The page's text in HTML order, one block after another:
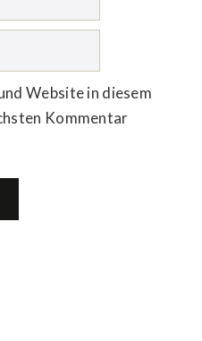
Website in diesem
Kommentar